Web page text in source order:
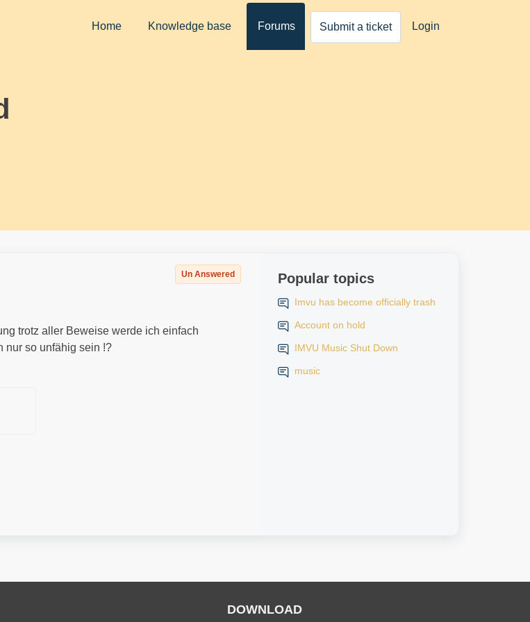
Home Knowledge base Forums Submit a ticket Login
Un Answered
trotz aller Beweise werde ich einfach
nur so unfähig sein !?
Popular topics
Imvu has become officially trash
Account on hold
IMVU Music Shut Down
music
DOWNLOAD